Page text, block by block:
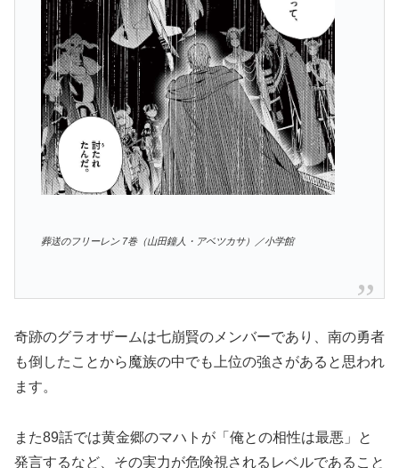
葬送のフリーレン 7巻（山田鐘人・アベツカサ）／小学館
奇跡のグラオザームは七崩賢のメンバーであり、南の勇者
も倒したことから魔族の中でも上位の強さがあると思われ
ます。
また89話では黄金郷のマハトが「俺との相性は最悪」と
発言するなど、その実力が危険視されるレベルであること